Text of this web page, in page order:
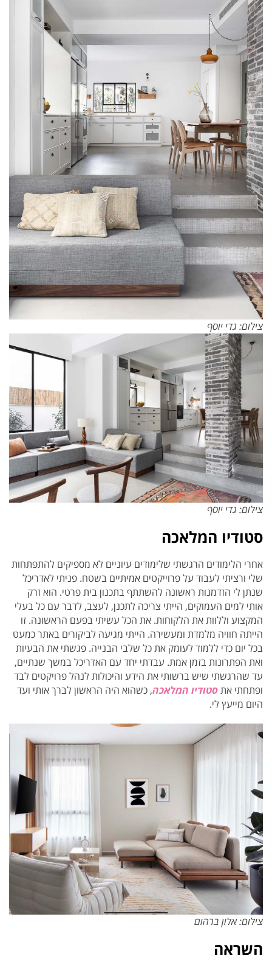
צילום: גדי יוסף
צילום: גדי יוסף
סטודיו המלאכה
אחרי הלימודים הרגשתי שלימודים עיוניים לא מספיקים להתפתחות
שלי ורציתי לעבוד על פרוייקטים אמיתיים בשטח. פניתי לאדריכל
שנתן לי הזדמנות ראשונה להשתתף בתכנון בית פרטי. הוא זרק
אותי למים העמוקים, הייתי צריכה לתכנן, לעצב, לדבר עם כל בעלי
המקצוע וללוות את הלקוחות. את הכל עשיתי בפעם הראשונה. זו
הייתה חוויה מלמדת ומעשירה. הייתי מגיעה לביקורים באתר כמעט
בכל יום כדי ללמוד לעומק את כל שלבי הבנייה. פגשתי את הבעיות
ואת הפתרונות בזמן אמת. עבדתי יחד עם האדריכל במשך שנתיים,
עד שהרגשתי שיש ברשותי את הידע והיכולות לנהל פרויקטים לבד
ופתחתי אתסטודיו המלאכה, כשהוא היה הראשון לברך אותי ועד
היום מייעץ לי.
צילום: אלון ברהום
השראה